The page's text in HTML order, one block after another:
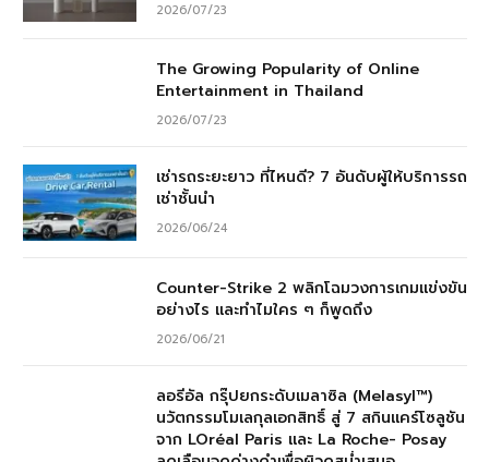
2026/07/23
The Growing Popularity of Online
Entertainment in Thailand
2026/07/23
เช่ารถระยะยาว ที่ไหนดี? 7 อันดับผู้ให้บริการรถ
เช่าชั้นนำ
2026/06/24
Counter-Strike 2 พลิกโฉมวงการเกมแข่งขัน
อย่างไร และทำไมใคร ๆ ก็พูดถึง
2026/06/21
ลอรีอัล กรุ๊ปยกระดับเมลาซิล (Melasyl™)
นวัตกรรมโมเลกุลเอกสิทธิ์ สู่ 7 สกินแคร์โซลูชัน
จาก LOréal Paris และ La Roche- Posay